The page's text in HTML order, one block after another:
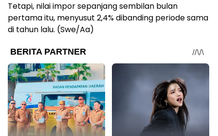
Tetapi, nilai impor sepanjang sembilan bulan
pertama itu, menyusut 2,4% dibanding periode sama
di tahun lalu. (Swe/Aa)